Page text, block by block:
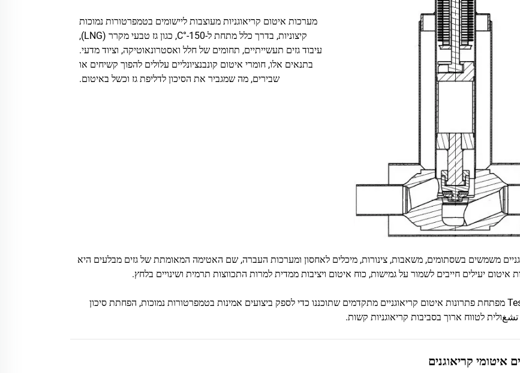
מערכות איטום קריאוגניות מעוצבות ליישומים בטמפרטורות נמוכות
קיצוניות, בדרך כלל מתחת ל-150-°C, כגון גז טבעי מקרר (LNG),
עיבוד גזים תעשייתיים, תחומים של חלל ואסטרונאוטיקה, וציוד מדעי.
בתנאים אלו, חומרי איטום קונבנציונליים עלולים להפוך קשיחים או
שבירים, מה שמגביר את הסיכון לדליפת גז וכשל באיטום.
משמשים בשסתומים, משאבות, צינורות, מיכלים לאחסון ומערכות העברה, שם האטימה המאומתת של גזים מבלעים היא
איטום יעילים חייבים לשמור על גמישות, כוח איטום ויציבות ממדית למרות התכווצות תרמית ושינויים בלחץ.
חברת Tesel Seal מפתחת פתרונות איטום קריאוגניים מתקדמים שתוכננו כדי לספק ביצועים אמינות בטמפרטורות נמוכות, הפחתת סיכון
تشغולית לטווח ארוך בסביבות קריאוגניות קשות.
איטומי קריאוגנים